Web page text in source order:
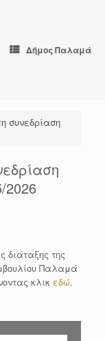
Δήμος Παλαμά
συνεδρίαση
2026
διάταξης της
Παλαμά
κλικ εδώ.